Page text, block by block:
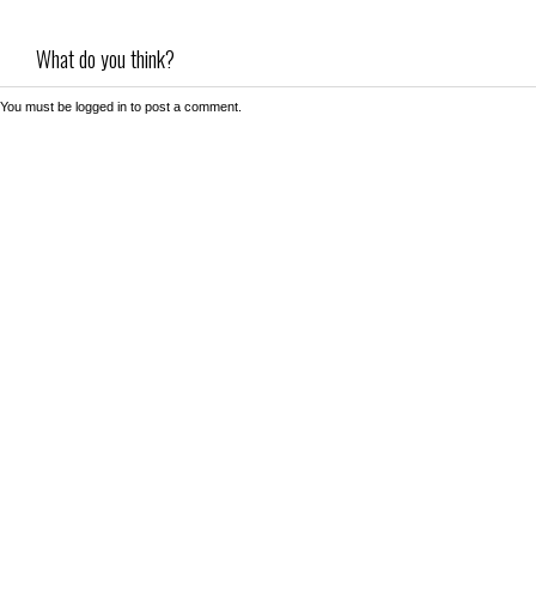
What do you think?
You must be logged in to post a comment.